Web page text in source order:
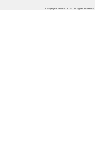
Copyrights ©Listen2 2024 | All rights Reserved